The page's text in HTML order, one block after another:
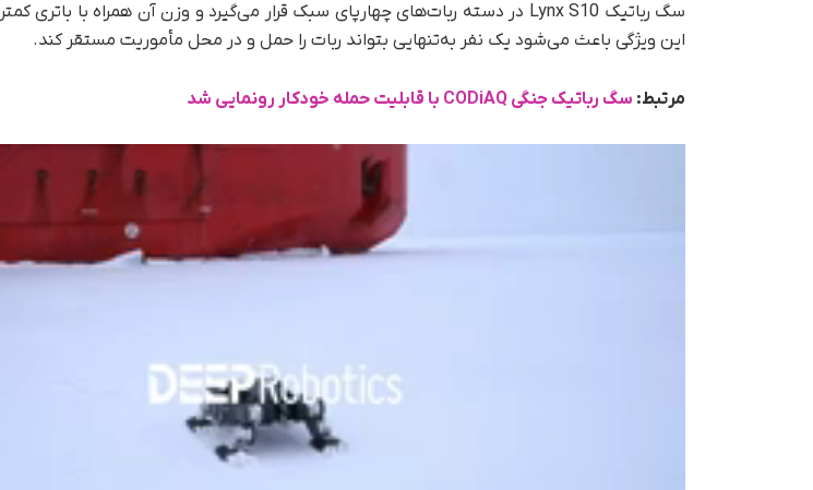
این ویژگی باعث می‌شود یک نفر به‌تنهایی بتواند ربات را حمل و در محل مأموریت مستقر کند.
مرتبط: سگ رباتیک جنگی CODiAQ با قابلیت حمله خودکار رونمایی شد